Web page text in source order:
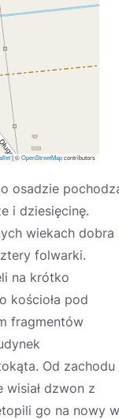
|©OpenStreetMapcontributors
osadzie
i dziesięcinę.
wiekach dobra
folwarki.
na krótko
kościoła pod
fragmentów
Od zachodu
dzwon z
go na nowy w